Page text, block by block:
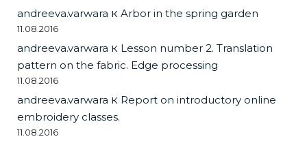
andreeva.varwara к Arbor in the spring garden
11.08.2016
andreeva.varwara к Lesson number 2. Translation
pattern on the fabric. Edge processing
11.08.2016
andreeva.varwara к Report on introductory online
embroidery classes.
11.08.2016